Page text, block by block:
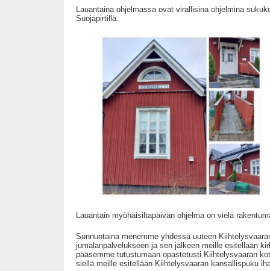
Lauantaina ohjelmassa ovat virallisina ohjelmina
Suojapirtillä.
Lauantain myöhäisiltapäivän ohjelma on vielä
Sunnuntaina menemme yhdessä uuteen
jumalanpalvelukseen ja sen jälkeen meille esitellään
pääsemme tutustumaan opastetusti Kiihtelysvaaran
siellä meille esitellään Kiihtelysvaaran kansallispuku